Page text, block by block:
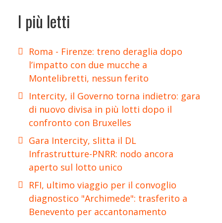
I più letti
Roma - Firenze: treno deraglia dopo
l’impatto con due mucche a
Montelibretti, nessun ferito
Intercity, il Governo torna indietro: gara
di nuovo divisa in più lotti dopo il
confronto con Bruxelles
Gara Intercity, slitta il DL
Infrastrutture-PNRR: nodo ancora
aperto sul lotto unico
RFI, ultimo viaggio per il convoglio
diagnostico "Archimede": trasferito a
Benevento per accantonamento